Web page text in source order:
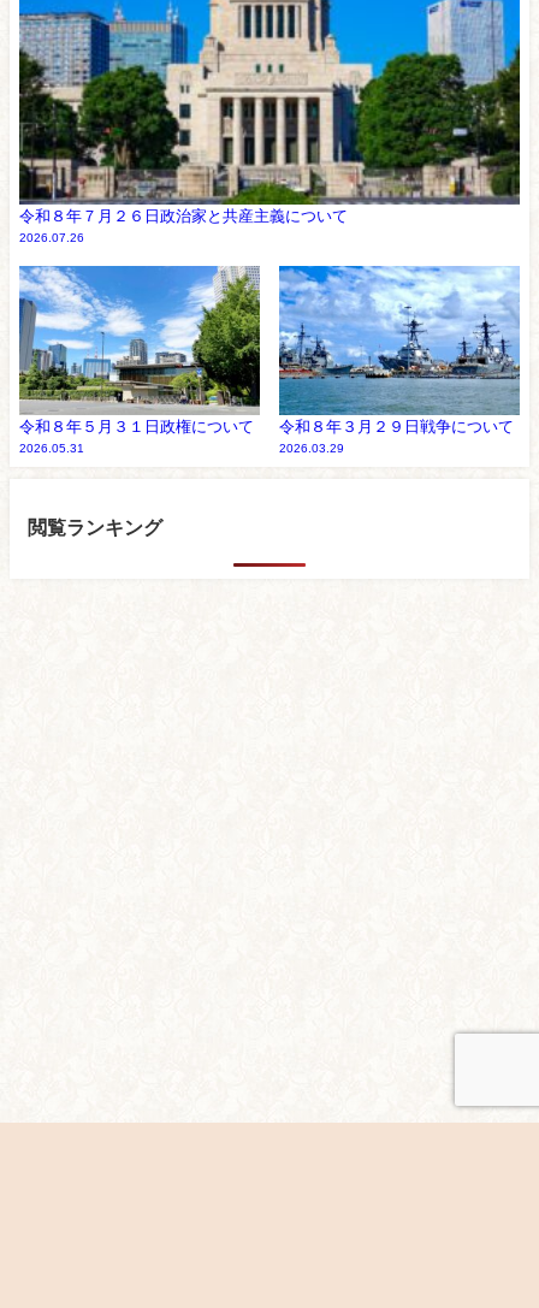
令和８年７月２６日政治家と共産主義について
2026.07.26
令和８年５月３１日政権について
2026.05.31
令和８年３月２９日戦争について
2026.03.29
閲覧ランキング